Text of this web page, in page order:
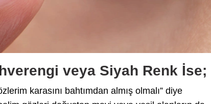
veya Siyah Renk İse;
karasını bahtımdan almış olmalı” diye